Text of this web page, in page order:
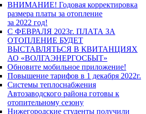
ВНИМАНИЕ! Годовая корректировка
размера платы за отопление
за 2022 год!
С ФЕВРАЛЯ 2023г. ПЛАТА ЗА
ОТОПЛЕНИЕ БУДЕТ
ВЫСТАВЛЯТЬСЯ В КВИТАНЦИЯХ
АО «ВОЛГАЭНЕРГОСБЫТ»
Обновите мобильное приложение!
Повышение тарифов в 1 декабря 2022г.
Системы теплоснабжения
Автозаводского района готовы к
отопительному сезону
Нижегородские студенты получили